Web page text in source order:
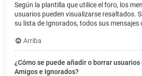
Según la plantilla que utilice el foro, los
usuarios pueden visualizarse resaltados.
su lista de Ignorados, todos sus mensajes
Arriba
¿Cómo se puede añadir o borrar
Amigos e Ignorados?